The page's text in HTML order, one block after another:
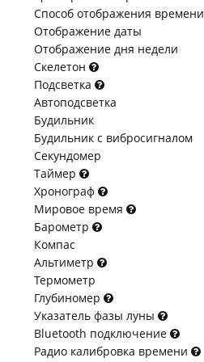
Способ отображения времени
Отображение даты
Отображение дня недели
Скелетон
Подсветка
Автоподсветка
Будильник
Будильник с вибросигналом
Секундомер
Таймер
Хронограф
Мировое время
Барометр
Компас
Альтиметр
Термометр
Глубиномер
Указатель фазы луны
Bluetooth подключение
Радио калибровка времени